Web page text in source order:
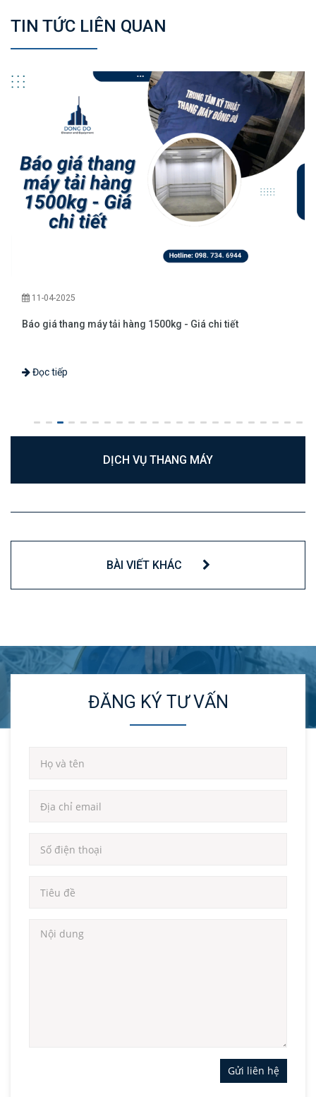
TIN TỨC LIÊN QUAN
11-04-2025
Báo giá thang máy tải hàng 1500kg - Giá chi tiết
Đọc tiếp
DỊCH VỤ THANG MÁY
BÀI VIẾT KHÁC
ĐĂNG KÝ TƯ VẤN
Gửi liên hệ